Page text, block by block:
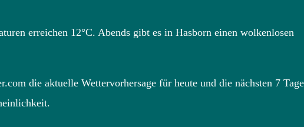
erreichen 12°C. Abends gibt es in Hasborn einen wolkenlosen
die aktuelle Wettervorhersage für heute und die nächsten 7 Tage